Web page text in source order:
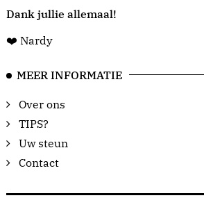
Dank jullie allemaal!
❤️ Nardy
MEER INFORMATIE
Over ons
TIPS?
Uw steun
Contact